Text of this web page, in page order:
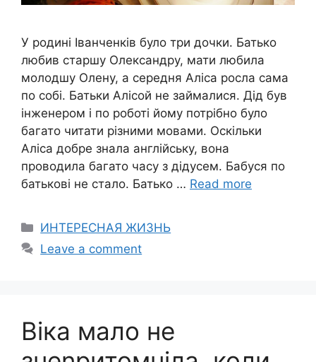
У родині Іванченків було три дочки. Батько
любив старшу Олександру, мати любила
молодшу Олену, а середня Аліса росла сама
по собі. Батьки Алісой не займалися. Дід був
інженером і по роботі йому потрібно було
багато читати різними мовами. Оскільки
Аліса добре знала англійську, вона
проводила багато часу з дідусем. Бабуся по
батькові не стало. Батько … Read more
Categories
ИНТЕРЕСНАЯ ЖИЗНЬ
Leave a comment
Віка мало не